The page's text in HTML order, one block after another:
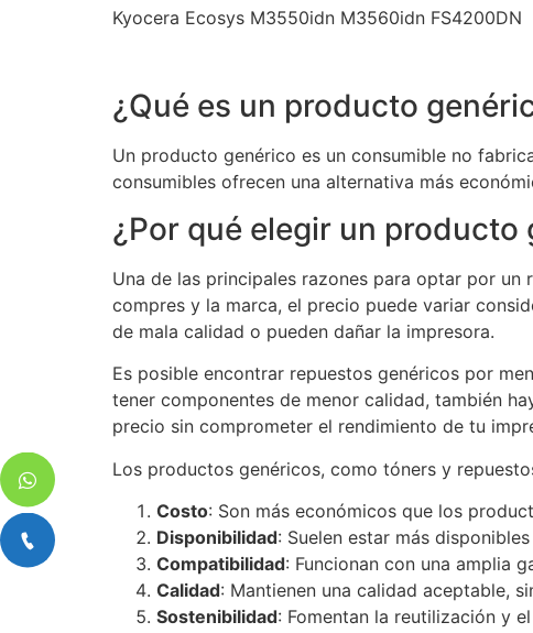
Kyocera Ecosys M3550idn M3560idn FS4200DN
¿Qué es un producto
Un producto genérico es un consumible no
consumibles ofrecen una alternativa más
¿Por qué elegir un producto
Una de las principales razones para optar por
compres y la marca, el precio puede variar
de mala calidad o pueden dañar la impresora.
Es posible encontrar repuestos genéricos por
tener componentes de menor calidad, también
precio sin comprometer el rendimiento de tu
Los productos genéricos, como tóners y
Costo: Son más económicos que los
Disponibilidad: Suelen estar más
Compatibilidad: Funcionan con una amplia
Calidad: Mantienen una calidad aceptable,
Sostenibilidad: Fomentan la reutilización y